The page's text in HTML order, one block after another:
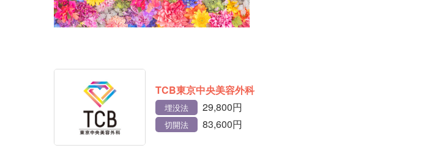
TCB東京中央美容外科
埋没法 29,800円
切開法 83,600円